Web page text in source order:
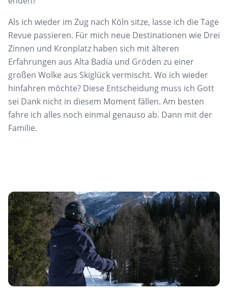
Als ich wieder im Zug nach Köln sitze, lasse ich die Tage
Revue passieren. Für mich neue Destinationen wie Drei
Zinnen und Kronplatz haben sich mit älteren
Erfahrungen aus Alta Badia und Gröden zu einer
großen Wolke aus Skiglück vermischt. Wo ich wieder
hinfahren möchte? Diese Entscheidung muss ich Gott
sei Dank nicht in diesem Moment fällen. Am besten
fahre ich alles noch einmal genauso ab. Dann mit der
Familie.